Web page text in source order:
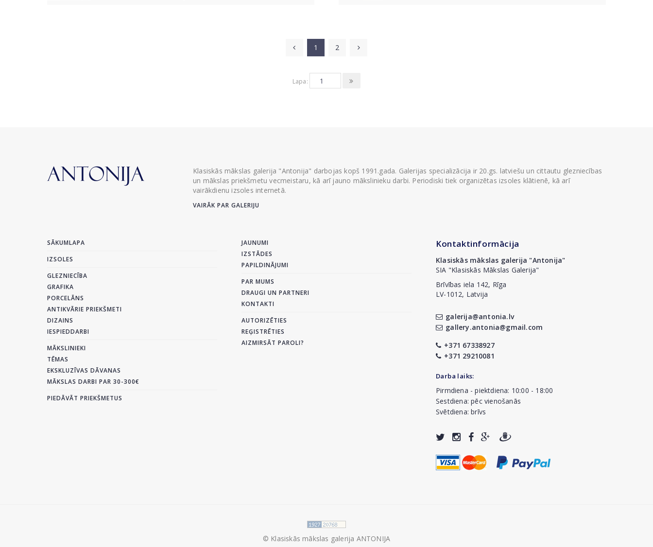
1 2
Lapa:
Klasiskās mākslas galerija "Antonija" darbojas kopš 1991.gada. Galerijas specializācija ir 20.gs. latviešu un cittautu glezniecības
un mākslas priekšmetu vecmeistaru, kā arī jauno mākslinieku darbi. Periodiski tiek organizētas izsoles klātienē, kā arī
vairākdienu izsoles internetā.
VAIRĀK PAR GALERIJU
SĀKUMLAPA
IZSOLES
GLEZNIECĪBA
GRAFIKA
PORCELĀNS
ANTIKVĀRIE PRIEKŠMETI
DIZAINS
IESPIEDDARBI
MĀKSLINIEKI
TĒMAS
EKSKLUZĪVAS DĀVANAS
MĀKSLAS DARBI PAR 30-300€
PIEDĀVĀT PRIEKŠMETUS
JAUNUMI
IZSTĀDES
PAPILDINĀJUMI
PAR MUMS
DRAUGI UN PARTNERI
KONTAKTI
AUTORIZĒTIES
REĢISTRĒTIES
AIZMIRSĀT PAROLI?
Kontaktinformācija
Klasiskās mākslas galerija "Antonija"
SIA "Klasiskās Mākslas Galerija"
Brīvības iela 142, Rīga
LV-1012, Latvija
galerija@antonia.lv
gallery.antonia@gmail.com
+371 67338927
+371 29210081
Darba laiks:
Pirmdiena - piektdiena: 10:00 - 18:00
Sestdiena: pēc vienošanās
Svētdiena: brīvs
© Klasiskās mākslas galerija ANTONIJA